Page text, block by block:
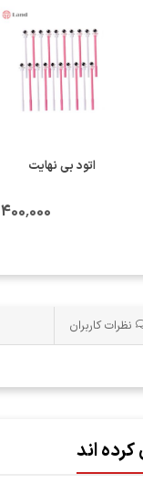
اتود بی نهایت
400٬000 ریال
نظرات کاربران
کرده اند